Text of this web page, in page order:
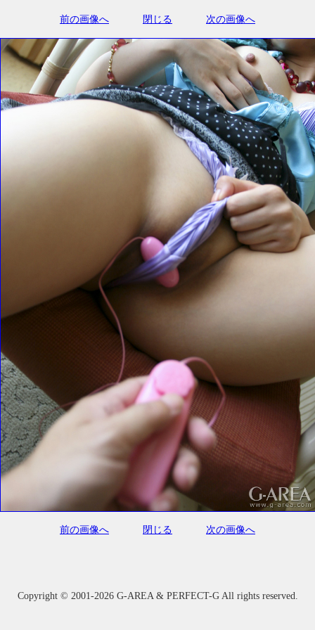
前の画像へ 閉じる 次の画像へ
前の画像へ 閉じる 次の画像へ
Copyright © 2001-2026 G-AREA & PERFECT-G All rights reserved.